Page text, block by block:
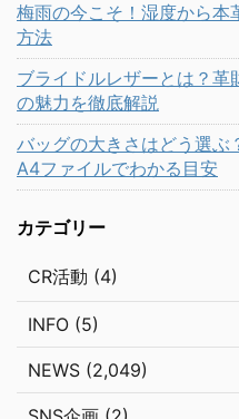
梅雨の今こそ！湿度から本
方法
ブライドルレザーとは？
の魅力を徹底解説
バッグの大きさはどう選ぶ
A4ファイルでわかる目安
カテゴリー
CR活動 (4)
INFO (5)
NEWS (2,049)